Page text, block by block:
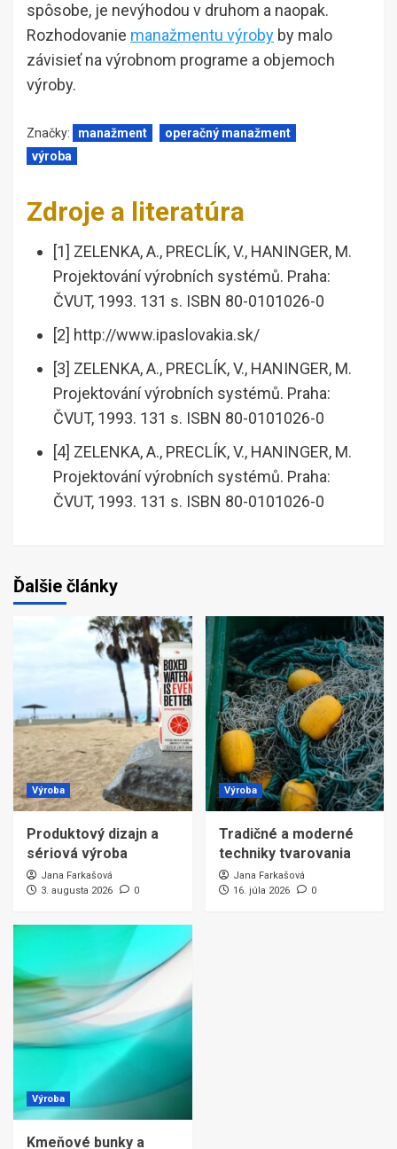
spôsobe, je nevýhodou v druhom a naopak.
Rozhodovanie manažmentu výroby by malo
závisieť na výrobnom programe a objemoch
výroby.
Značky: manažment
operačný manažment
výroba
Zdroje a literatúra
[1] ZELENKA, A., PRECLÍK, V., HANINGER, M.
Projektování výrobních systémů. Praha:
ČVUT, 1993. 131 s. ISBN 80-0101026-0
[2] http://www.ipaslovakia.sk/
[3] ZELENKA, A., PRECLÍK, V., HANINGER, M.
Projektování výrobních systémů. Praha:
ČVUT, 1993. 131 s. ISBN 80-0101026-0
[4] ZELENKA, A., PRECLÍK, V., HANINGER, M.
Projektování výrobních systémů. Praha:
ČVUT, 1993. 131 s. ISBN 80-0101026-0
Ďalšie články
Výroba
Produktový dizajn a
sériová výroba
Jana Farkašová
3. augusta 2026
0
Výroba
Tradičné a moderné
techniky tvarovania
Jana Farkašová
16. júla 2026
0
Výroba
Kmeňové bunky a